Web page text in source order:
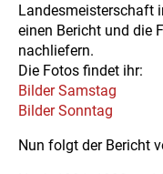
Landesmeisterschaft
einen Bericht und die
nachliefern.
Die Fotos findet ihr:
Bilder Samstag
Bilder Sonntag
Nun folgt der Bericht